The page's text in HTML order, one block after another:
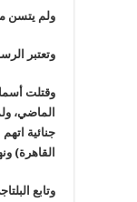
ولم يتسن
وتعتبر
الماضي،
القاهرة)
وتابع